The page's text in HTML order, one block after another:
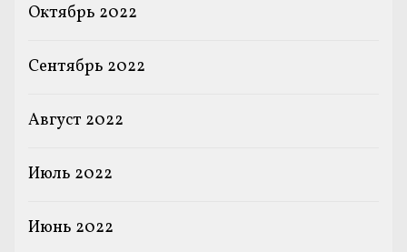
Октябрь 2022
Сентябрь 2022
Август 2022
Июль 2022
Июнь 2022